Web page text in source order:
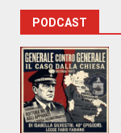
PODCAST